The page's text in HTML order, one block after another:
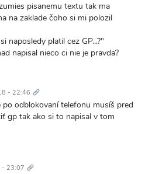
pisanemu textu tak ma
na zaklade čoho si mi polozil
naposledy platil cez GP...?"
napisal nieco ci nie je pravda?
- 22:46 odkaz
odblokovaní telefonu musíš pred
gp tak ako si to napisal v tom
23:07 odkaz